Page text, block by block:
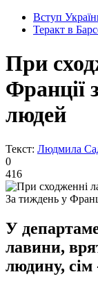
Вступ
Теракт в
При
Франції
людей
Текст: Людмила
0
416
За тиждень у
У
лавини,
людину, сім